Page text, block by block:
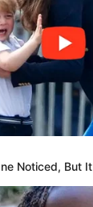
Noticed, But